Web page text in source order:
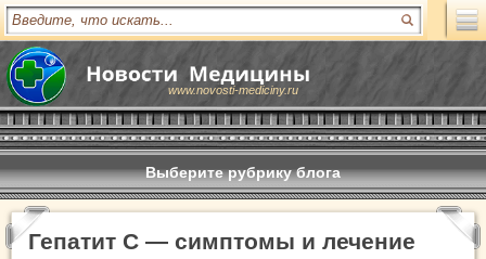
www.novosti-mediciny.ru
Выберите рубрику блога
Гепатит С — симптомы и лечение